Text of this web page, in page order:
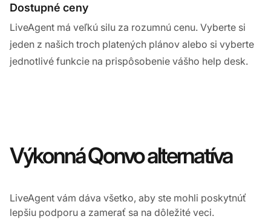
Dostupné ceny
LiveAgent má veľkú silu za rozumnú cenu. Vyberte si
jeden z našich troch platených plánov alebo si vyberte
jednotlivé funkcie na prispôsobenie vášho help desk.
Výkonná Qonvo alternatíva
LiveAgent vám dáva všetko, aby ste mohli poskytnúť
lepšiu podporu a zamerať sa na dôležité veci.